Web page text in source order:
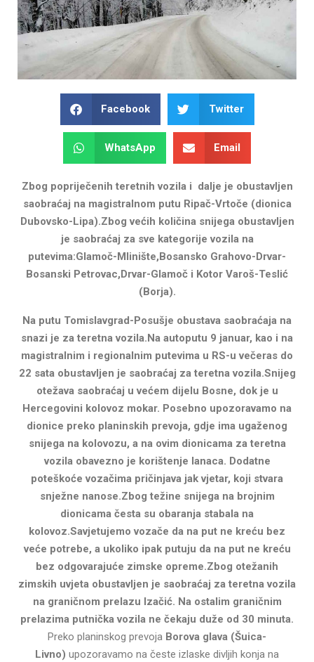
Facebook Twitter
WhatsApp Email
Zbog popriječenih teretnih vozila i dalje je obustavljen
saobraćaj na magistralnom putu Ripač-Vrtoče (dionica
Dubovsko-Lipa).Zbog većih količina snijega obustavljen
je saobraćaj za sve kategorije vozila na
putevima:Glamoč-Mlinište, Bosansko Grahovo-Drvar-
Bosanski Petrovac, Drvar-Glamoč i Kotor Varoš-Teslić
(Borja).
Na putu Tomislavgrad-Posušje obustava saobraćaja na
snazi je za teretna vozila. Na autoputu 9 januar, kao i na
magistralnim i regionalnim putevima u RS-u večeras do
22 sata obustavljen je saobraćaj za teretna vozila.Snijeg
otežava saobraćaj u većem dijelu Bosne, dok je u
Hercegovini kolovoz mokar. Posebno upozoravamo na
dionice preko planinskih prevoja, gdje ima ugaženog
snijega na kolovozu, a na ovim dionicama za teretna
vozila obavezno je korištenje lanaca. Dodatne
poteškoće vozačima pričinjava jak vjetar, koji stvara
snježne nanose.Zbog težine snijega na brojnim
dionicama česta su obaranja stabala na
kolovoz.Savjetujemo vozače da na put ne kreću bez
veće potrebe, a ukoliko ipak putuju da na put ne kreću
bez odgovarajuće zimske opreme.Zbog otežanih
zimskih uvjeta obustavljen je saobraćaj za teretna vozila
na graničnom prelazu Izačić. Na ostalim graničnim
prelazima putnička vozila ne čekaju duže od 30 minuta.
Preko planinskog prevoja Borova glava (Šuica-
Livno) upozoravamo na česte izlaske divljih konja na